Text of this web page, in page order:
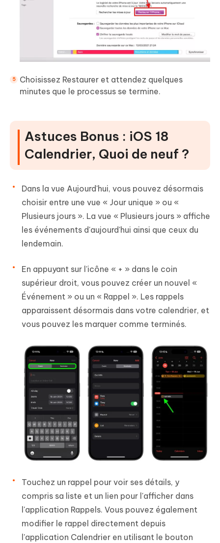
Choisissez Restaurer et attendez quelques
minutes que le processus se termine.
Astuces Bonus : iOS 18
Calendrier, Quoi de neuf ?
Dans la vue Aujourd'hui, vous pouvez désormais
choisir entre une vue « Jour unique » ou «
Plusieurs jours ». La vue « Plusieurs jours » affiche
les événements d'aujourd'hui ainsi que ceux du
lendemain.
En appuyant sur l'icône « + » dans le coin
supérieur droit, vous pouvez créer un nouvel «
Événement » ou un « Rappel ». Les rappels
apparaissent désormais dans votre calendrier, et
vous pouvez les marquer comme terminés.
Touchez un rappel pour voir ses détails, y
compris sa liste et un lien pour l'afficher dans
l'application Rappels. Vous pouvez également
modifier le rappel directement depuis
l'application Calendrier en utilisant le bouton